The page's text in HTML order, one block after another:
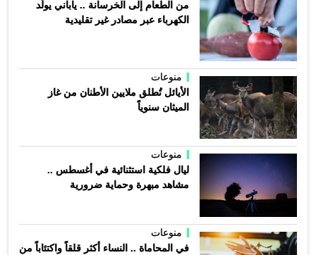
من الطعام إلى الخرسانة .. ياباني يولّد
الكهرباء عبر مصادر غير تقليدية
منوعات
الأيائل تُطلق ملايين الأطنان من غاز
الميثان سنوياً
منوعات
ليال فلكية استثنائية في أغسطس ..
مشاهد مبهرة وحماية ضرورية
منوعات
في المحاماة .. النساء أكثر قلقاً واكتئاباً من